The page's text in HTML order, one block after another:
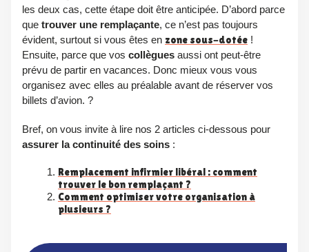
les deux cas, cette étape doit être anticipée. D’abord parce
que trouver une remplaçante, ce n’est pas toujours
évident, surtout si vous êtes en zone sous-dotée !
Ensuite, parce que vos collègues aussi ont peut-être
prévu de partir en vacances. Donc mieux vous vous
organisez avec elles au préalable avant de réserver vos
billets d’avion. ?
Bref, on vous invite à lire nos 2 articles ci-dessous pour
assurer la continuité des soins :
Remplacement infirmier libéral : comment
trouver le bon remplaçant ?
Comment optimiser votre organisation à
plusieurs ?